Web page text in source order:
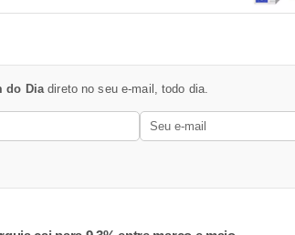
do Diadireto no seu e-mail, todo dia.